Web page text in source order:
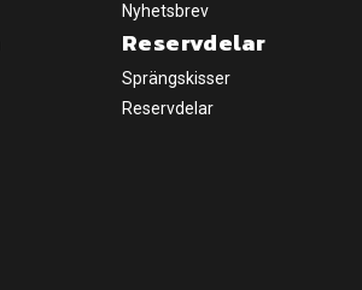
Nyhetsbrev
Reservdelar
Sprängskisser
Reservdelar